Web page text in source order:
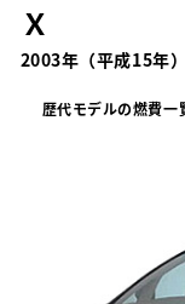
Ｘ
2003年（平成15年
歴代モデルの燃費一